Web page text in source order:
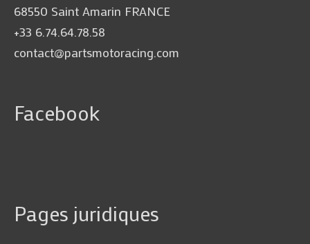
68550 Saint Amarin FRANCE
+33 6.74.64.78.58
contact@partsmotoracing.com
Facebook
Pages juridiques